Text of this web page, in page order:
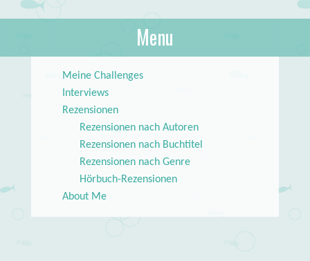
About Books
lilstar.de
Menu
Meine Challenges
Interviews
Rezensionen
Rezensionen nach Autoren
Rezensionen nach Buchtitel
Rezensionen nach Genre
Hörbuch-Rezensionen
About Me